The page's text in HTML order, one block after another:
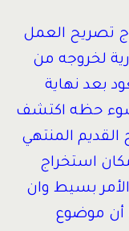
تصريح العمل
لخروجه من
بعد نهاية
حظه اكتشف
المنتهي
استخراج
بسيط وان
أن موضوع